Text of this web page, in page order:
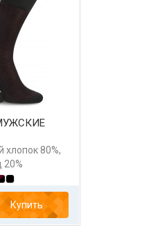
хлопок 80%,
20%
Купить